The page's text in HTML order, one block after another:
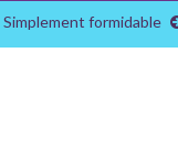
Simplement formidable